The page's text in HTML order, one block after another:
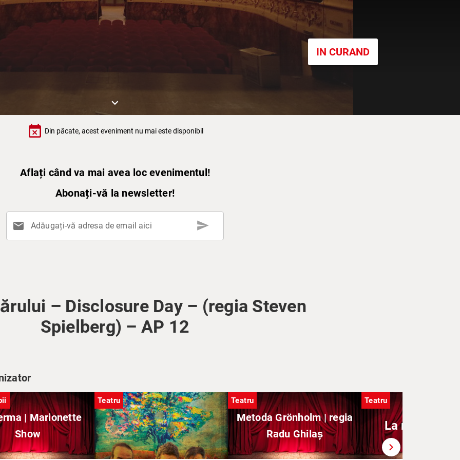
IN CURAND
keyboard_arrow_down
event_busy Din păcate, acest eveniment nu mai este disponibil
Aflați când va mai avea loc evenimentul!
Abonați-vă la newsletter!
mail Adăugați-vă adresa de email aici send
– Disclosure Day – (regia Steven
Spielberg) – AP 12
| Marionette
Show
Teatru Teatru
Metoda Grönholm | regia
Radu Ghilaș
Teatru
La mâna a
chevron_right